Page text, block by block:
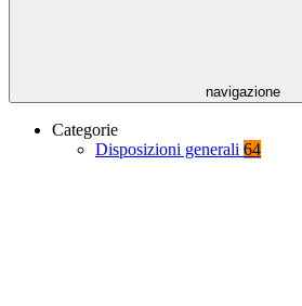
navigazione
Categorie
Disposizioni generali 64